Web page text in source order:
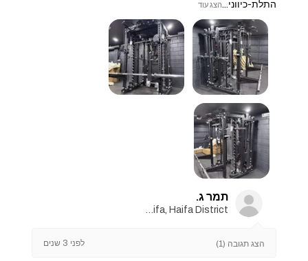
התלת-כיווני...הצג עוד
תמר ג.
Haifa, Haifa District
הצג תגובה (1) לפני 3 שנים